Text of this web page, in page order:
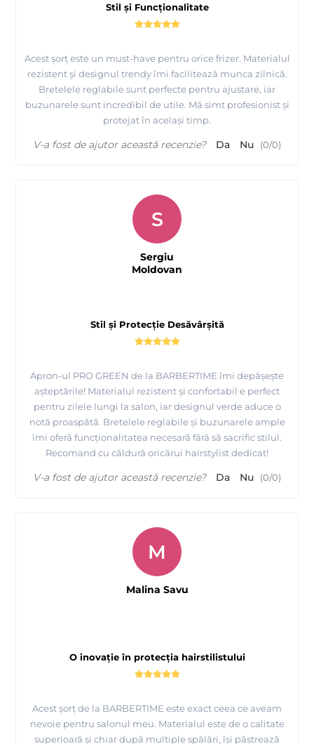
Stil și Funcționalitate
Acest șorț este un must-have pentru orice frizer. Materialul
rezistent și designul trendy îmi facilitează munca zilnică.
Bretelele reglabile sunt perfecte pentru ajustare, iar
buzunarele sunt incredibil de utile. Mă simt profesionist și
protejat în același timp.
V-a fost de ajutor această recenzie? Da Nu (0/0)
Stil și Protecție Desăvârșită
Apron-ul PRO GREEN de la BARBERTIME îmi depășește
așteptările! Materialul rezistent și confortabil e perfect
pentru zilele lungi la salon, iar designul verde aduce o
notă proaspătă. Bretelele reglabile și buzunarele ample
îmi oferă funcționalitatea necesară fără să sacrific stilul.
Recomand cu căldură oricărui hairstylist dedicat!
S
Sergiu
Moldovan
V-a fost de ajutor această recenzie? Da Nu (0/0)
O inovație în protecția hairstilistului
Acest șorț de la BARBERTIME este exact ceea ce aveam
nevoie pentru salonul meu. Materialul este de o calitate
superioară și chiar după multiple spălări, își păstrează
M
Malina Savu